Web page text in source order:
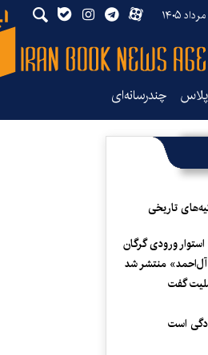
پلاس چندرسانه‌ای
تاریخی
ورودی گرگان
آل‌احمد» منتشر شد
گفت
است